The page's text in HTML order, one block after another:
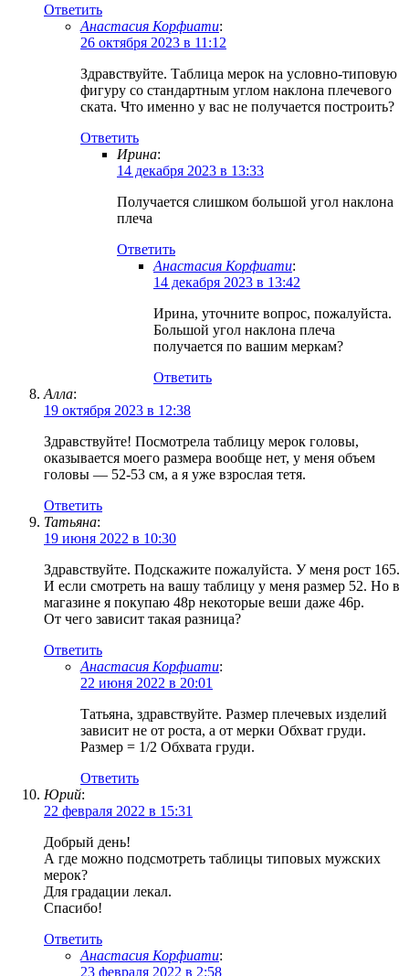
Ответить
Анастасия Корфиати:
26 октября 2023 в 11:12
Здравствуйте. Таблица мерок на условно-типовую
фигуру со стандартным углом наклона плечевого
ската. Что именно у вас не получается построить?
Ответить
Ирина:
14 декабря 2023 в 13:33
Получается слишком большой угол наклона
плеча
Ответить
Анастасия Корфиати:
14 декабря 2023 в 13:42
Ирина, уточните вопрос, пожалуйста.
Большой угол наклона плеча
получается по вашим меркам?
Ответить
Алла:
19 октября 2023 в 12:38
Здравствуйте! Посмотрела таблицу мерок головы,
оказывается моего размера вообще нет, у меня объем
головы — 52-53 см, а я уже взрослая тетя.
Ответить
Татьяна:
19 июня 2022 в 10:30
Здравствуйте. Подскажите пожалуйста. У меня рост 165.
И если смотреть на вашу таблицу у меня размер 52. Но в
магазине я покупаю 48р некоторые веши даже 46р.
От чего зависит такая разница?
Ответить
Анастасия Корфиати:
22 июня 2022 в 20:01
Татьяна, здравствуйте. Размер плечевых изделий
зависит не от роста, а от мерки Обхват груди.
Размер = 1/2 Обхвата груди.
Ответить
Юрий:
22 февраля 2022 в 15:31
Добрый день!
А где можно подсмотреть таблицы типовых мужских
мерок?
Для градации лекал.
Спасибо!
Ответить
Анастасия Корфиати:
23 февраля 2022 в 2:58